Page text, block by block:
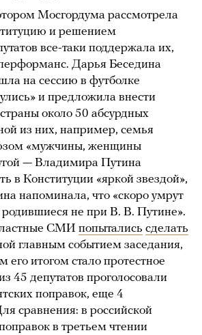
Мосгордума рассмотрела
и решением
все-таки поддержала их,
Дарья Беседина
на сессию в футболке
и предложила внести
около 50 абсурдных
из них, например, семья
«мужчины, женщины
— Владимира Путина
в Конституции «яркой звездой»,
напоминала, что «скоро умрут
не при В. В. Путине».
СМИ попытались сделать
главным событием заседания,
итогом стало протестное
45 депутатов проголосовали
поправок, еще 4
сравнения: в российской
в третьем чтении